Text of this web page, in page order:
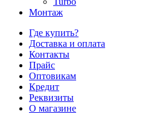
Монтаж
Где купить?
Доставка и оплата
Контакты
Прайс
Оптовикам
Кредит
Реквизиты
О магазине